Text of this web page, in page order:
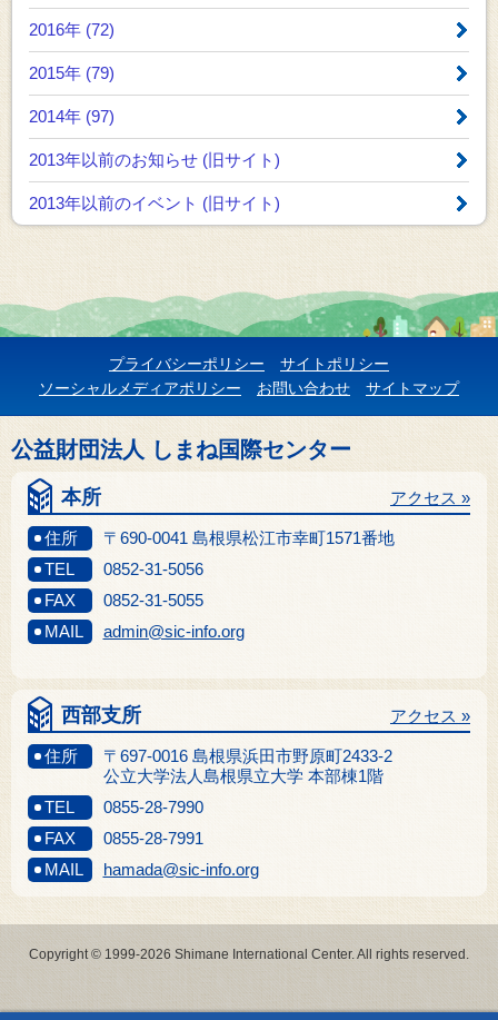
2016年 (72)
2015年 (79)
2014年 (97)
2013年以前のお知らせ (旧サイト)
2013年以前のイベント (旧サイト)
プライバシーポリシー
サイトポリシー
ソーシャルメディアポリシー
お問い合わせ サイトマップ
公益財団法人 しまね国際センター
本所
住所 〒690-0041 島根県松江市幸町1571番地
アクセス »
TEL
0852-31-5056
FAX
0852-31-5055
MAIL
admin@sic-info.org
西部支所
住所
〒697-0016 島根県浜田市野原町2433-2
公立大学法人島根県立大学 本部棟1階
アクセス »
TEL
0855-28-7990
FAX
0855-28-7991
MAIL
hamada@sic-info.org
Copyright © 1999-2026 Shimane International Center. All rights reserved.